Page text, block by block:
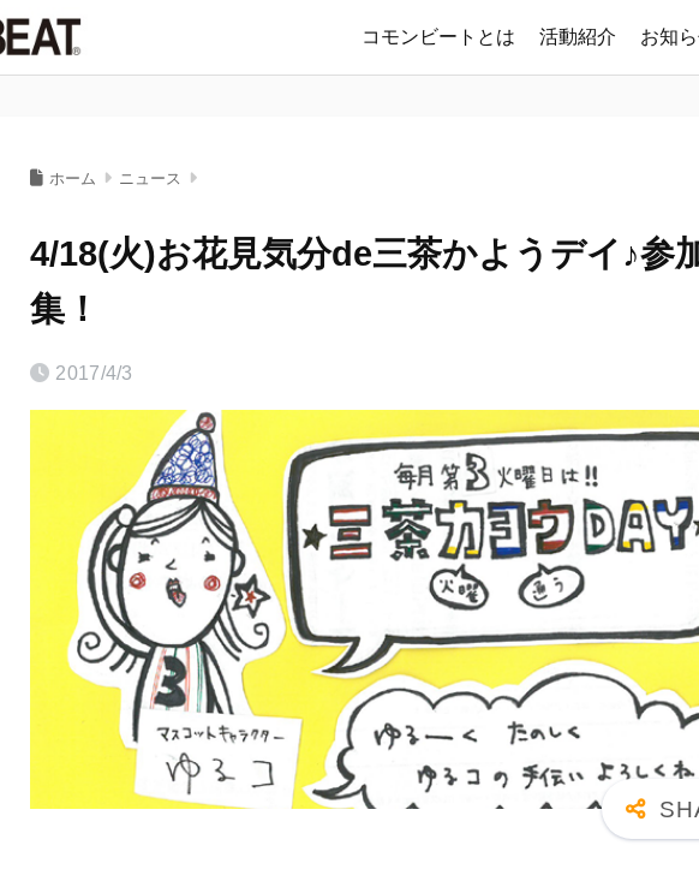
コモンビートとは 活動紹介 お知
ホーム ニュース
4/18(火)お花見気分de三茶かようデイ♪参
集！
2017/4/3